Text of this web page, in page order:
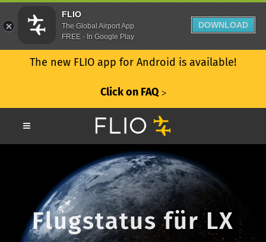
The new FLIO app for Android is available!
Click on FAQ ᐳ
Flugstatus für LX
FLIO
The Global Airport App
FREE - In Google Play
DOWNLOAD